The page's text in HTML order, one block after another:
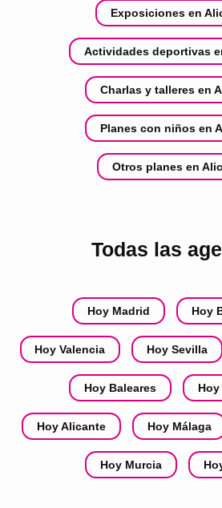
Exposiciones en
Actividades deportivas
Charlas y talleres en
Planes con niños en
Otros planes en
Todas las
Hoy Madrid Hoy
Hoy Valencia Hoy Sevilla
Hoy Baleares
Hoy Alicante Hoy Málaga
Hoy Murcia